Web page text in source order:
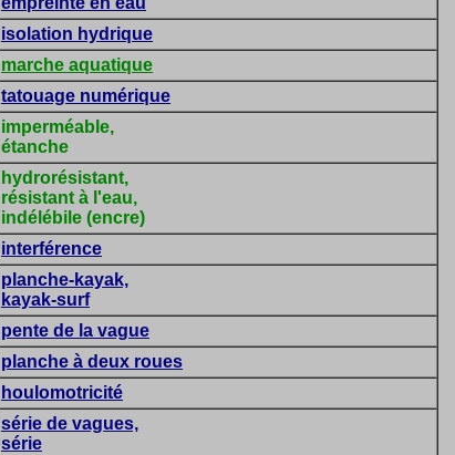
isolation hydrique
marche aquatique
tatouage numérique
imperméable,
étanche
hydrorésistant,
résistant à l'eau,
indélébile (encre)
interférence
planche-kayak,
kayak-surf
pente de la vague
planche à deux roues
houlomotricité
série de vagues,
série